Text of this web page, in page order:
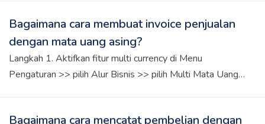
Bagaimana cara membuat invoice penjualan
dengan mata uang asing?
Langkah 1. Aktifkan fitur multi currency di Menu
Pengaturan >> pilih Alur Bisnis >> pilih Multi Mata Uang
Bagaimana cara mencatat pembelian dengan